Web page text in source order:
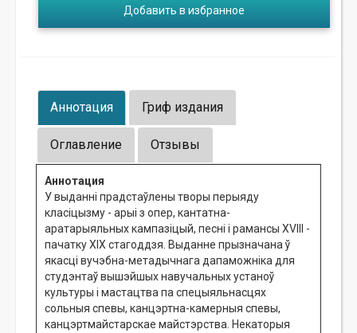
Добавить в избранное
Аннотация Гриф издания
Оглавление Отзывы
Аннотация
У выданні прадстаўлены творы перыяду
класіцызму - арыі з опер, кантатна-
аратарыяльных кампазіцый, песні і рамансы XVIII -
пачатку XIX стагоддзя. Выданне прызначана ў
якасці вучэбна-метадычнага дапаможніка для
студэнтаў вышэйшых навучальных устаноў
культуры і мастацтва па спецыяльнасцях
сольныя спевы, канцэртна-камерныя спевы,
канцэртмайстарскае майстэрства. Некаторыя